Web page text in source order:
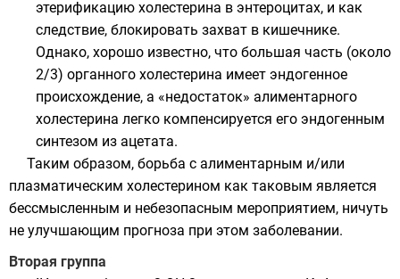
этерификацию холестерина в энтероцитах, и как
следствие, блокировать захват в кишечнике.
Однако, хорошо известно, что большая часть (около
2/3) органного холестерина имеет эндогенное
происхождение, а «недостаток» алиментарного
холестерина легко компенсируется его эндогенным
синтезом из ацетата.
Таким образом, борьба с алиментарным и/или
плазматическим холестерином как таковым является
бессмысленным и небезопасным мероприятием, ничуть
не улучшающим прогноза при этом заболевании.
Вторая группа